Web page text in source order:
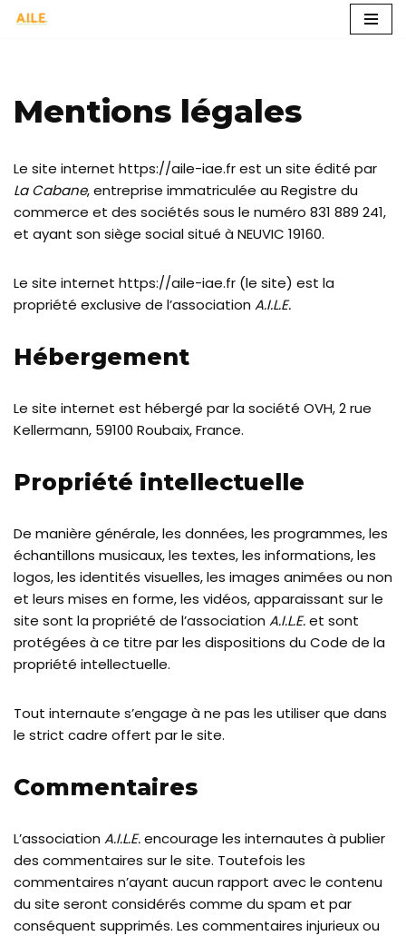
Mentions légales
Le site internet https://aile-iae.fr est un site édité par
La Cabane, entreprise immatriculée au Registre du
commerce et des sociétés sous le numéro 831 889 241,
et ayant son siège social situé à NEUVIC 19160.
Le site internet https://aile-iae.fr (le site) est la
propriété exclusive de l’association A.I.L.E.
Hébergement
Le site internet est hébergé par la société OVH, 2 rue
Kellermann, 59100 Roubaix, France.
Propriété intellectuelle
De manière générale, les données, les programmes, les
échantillons musicaux, les textes, les informations, les
logos, les identités visuelles, les images animées ou non
et leurs mises en forme, les vidéos, apparaissant sur le
site sont la propriété de l’association A.I.L.E.et sont
protégées à ce titre par les dispositions du Code de la
propriété intellectuelle.
Tout internaute s’engage à ne pas les utiliser que dans
le strict cadre offert par le site.
Commentaires
L’association A.I.L.E.encourage les internautes à publier
des commentaires sur le site. Toutefois les
commentaires n’ayant aucun rapport avec le contenu
du site seront considérés comme du spam et par
conséquent supprimés. Les commentaires injurieux ou